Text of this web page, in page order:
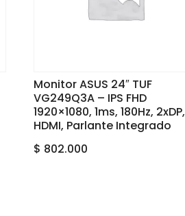
Monitor ASUS 24″ TUF
VG249Q3A – IPS FHD
1920×1080, 1ms, 180Hz, 2xDP,
HDMI, Parlante Integrado
$ 802.000